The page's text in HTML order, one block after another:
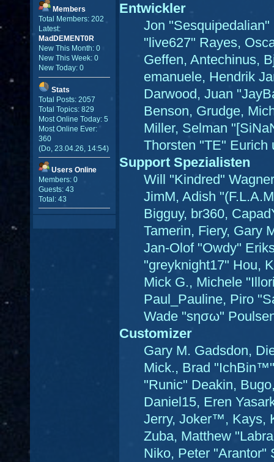
Members
Total Members: 202
Latest:
MadDEMENT0R
New This Month: 0
New This Week: 0
New Today: 0
Stats
Total Posts: 2057
Total Topics: 829
Most Online Today: 5
Most Online Ever:
360
(Do, 23.04.26, 14:54)
Users Online
Members: 0
Guests: 43
Total: 43
Entwickler
Jon
"live627" Rayes,
Geffen, Antechinus,
emanuele, Hendrik
Darwood, Juan
Benson, Grudge,
Miller, Selman
Thorsten "TE" Eurich
Support Spezialisten
Will "Kindred"
JimM, Adish
Bigguy, br360,
Tamerin, Fiery, Gary
Jan-Olof "Owdy"
"greyknight17" Hou,
Mick G., Michele
Paul_Pauline, Piro
Wade "sησω"
Customizer
Gary M. Gadsdon,
Mick., Brad
"Runic" Deakin,
Daniel15, Eren
Jerry, Joker™, Kays,
Zuba, Matthew
Niko, Peter "Arantor"